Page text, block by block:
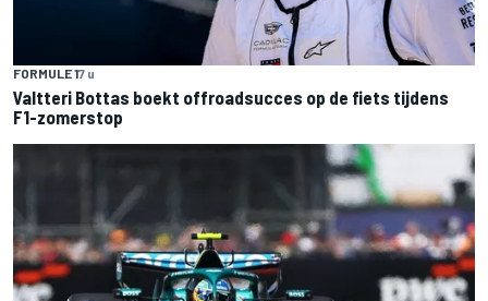
FORMULE 17 u
Valtteri Bottas boekt offroadsucces op de fiets tijdens
F1-zomerstop